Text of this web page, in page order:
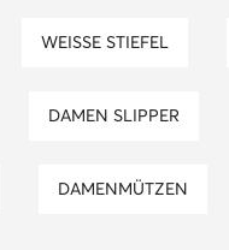
WEISSE STIEFEL
DAMEN SLIPPER
DAMENMÜTZEN